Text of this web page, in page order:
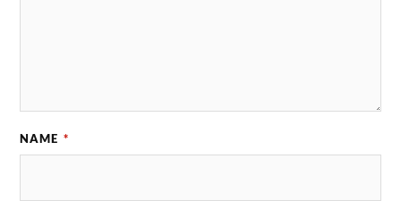
NAME *